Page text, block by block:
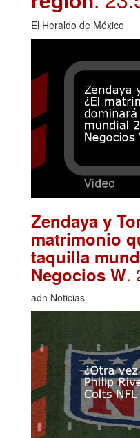
El Heraldo de México
Zendaya y
matrimonio
taquilla
Negocios W.
adn Noticias